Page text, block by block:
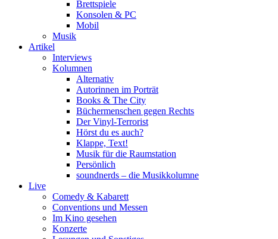
Brettspiele
Konsolen & PC
Mobil
Musik
Artikel
Interviews
Kolumnen
Alternativ
Autorinnen im Porträt
Books & The City
Büchermenschen gegen Rechts
Der Vinyl-Terrorist
Hörst du es auch?
Klappe, Text!
Musik für die Raumstation
Persönlich
soundnerds – die Musikkolumne
Live
Comedy & Kabarett
Conventions und Messen
Im Kino gesehen
Konzerte